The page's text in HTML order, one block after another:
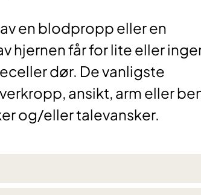
en blodpropp eller en
hjernen får for lite eller
dør. De vanligste
ansikt, arm eller
og/eller talevansker.